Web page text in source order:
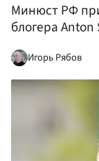
Минюст РФ
блогера Anton
Игорь Рябов